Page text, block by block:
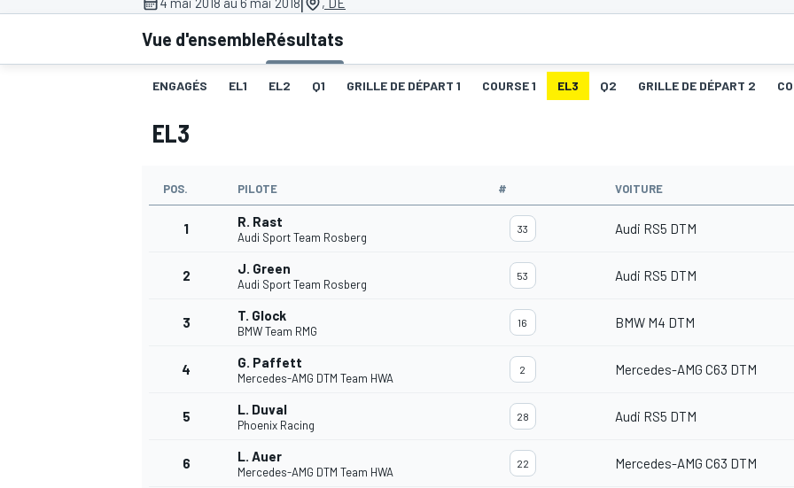
MOTOGP
Vue d'ensembleRésultats
ENGAGÉS EL1 EL2 Q1 GRILLE DE DÉPART 1 COURSE 1 EL3 Q2 GRILLE DE DÉPART 2
EL3
POS. PILOTE # VOITURE
1 R. Rast
Audi Sport Team Rosberg
33 Audi RS5 DTM
2 J. Green
Audi Sport Team Rosberg
53 Audi RS5 DTM
3 T. Glock
BMW Team RMG
16 BMW M4 DTM
4 G. Paffett
Mercedes-AMG DTM Team HWA
2 Mercedes-AMG C63 DTM
5 L. Duval
Phoenix Racing
28 Audi RS5 DTM
6 L. Auer
Mercedes-AMG DTM Team HWA
22 Mercedes-AMG C63 DTM